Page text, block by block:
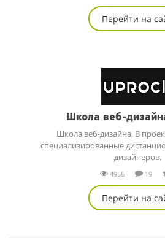
Перейти на
Школа веб-
Школа веб-дизайна. В
специализированные
дизайнеров.
4956 19
Перейти на